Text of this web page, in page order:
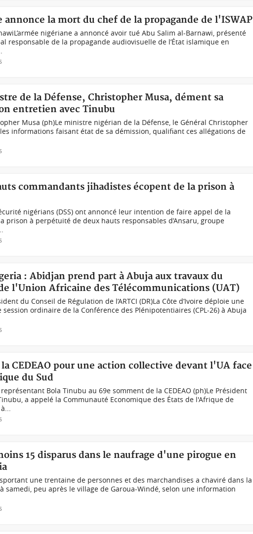
annonce la mort du chef de la propagande de l'ISWAP
nigériane a annoncé avoir tué Abu Salim al-Barnawi, présenté
responsable de la propagande audiovisuelle de l’État islamique en
de la Défense, Christopher Musa, dément sa
entretien avec Tinubu
Musa (ph)Le ministre nigérian de la Défense, le Général Christopher
informations faisant état de sa démission, qualifiant ces allégations de
commandants jihadistes écopent de la prison à
nigérians (DSS) ont annoncé leur intention de faire appel de la
prison à perpétuité de deux hauts responsables d’Ansaru, groupe
: Abidjan prend part à Abuja aux travaux du
l'Union Africaine des Télécommunications (UAT)
du Conseil de Régulation de l’ARTCI (DR)La Côte d’Ivoire déploie une
ordinaire de la Conférence des Plénipotentiaires (CPL-26) à Abuja
CEDEAO pour une action collective devant l'UA face
du Sud
Bola Tinubu au 69e somment de la CEDEAO (ph)Le Président
a appelé la Communauté Economique des États de l'Afrique de
15 disparus dans le naufrage d'une pirogue en
une trentaine de personnes et des marchandises a chaviré dans la
samedi, peu après le village de Garoua-Windé, selon une information